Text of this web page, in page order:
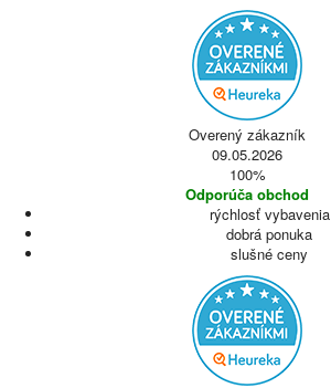
Overený zákazník
09.05.2026
100%
Odporúča obchod
rýchlosť vybavenia
dobrá ponuka
slušné ceny